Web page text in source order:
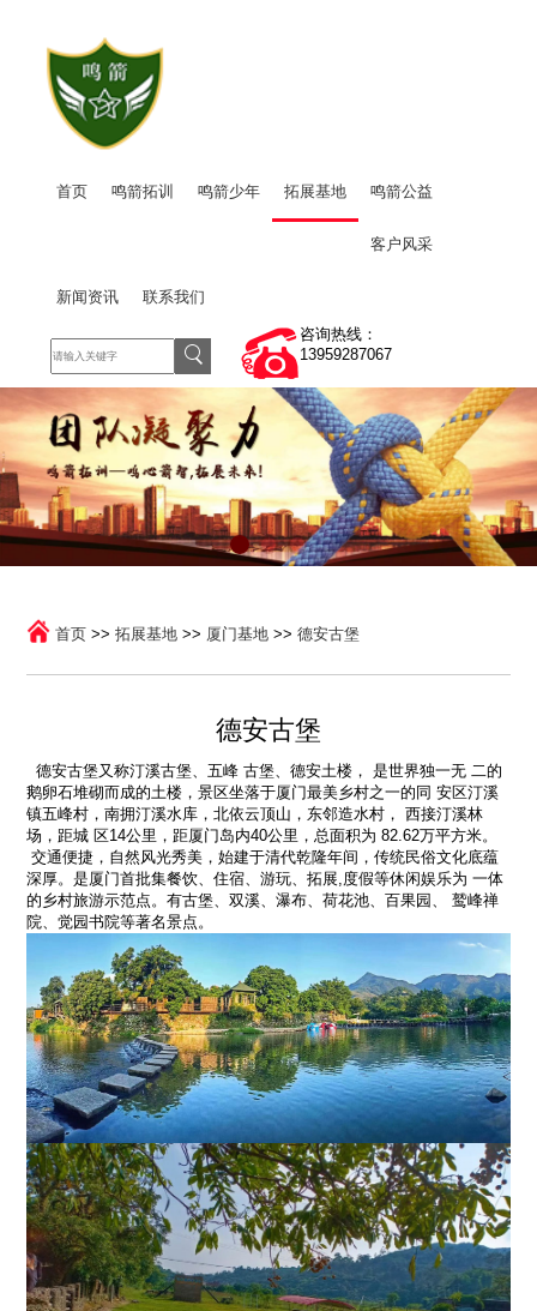
首页 鸣箭拓训 鸣箭少年 拓展基地 鸣箭公益
客户风采
新闻资讯 联系我们
咨询热线：
13959287067
首页 >>拓展基地 >> 厦门基地 >>德安古堡
德安古堡
德安古堡又称汀溪古堡、五峰 古堡、德安土楼， 是世界独一无 二的
鹅卵石堆砌而成的土楼，景区坐落于厦门最美乡村之一的同 安区汀溪
镇五峰村，南拥汀溪水库，北依云顶山，东邻造水村， 西接汀溪林
场，距城 区14公里，距厦门岛内40公里，总面积为 82.62万平方米。
交通便捷，自然风光秀美，始建于清代乾隆年间，传统民俗文化底蕴
深厚。是厦门首批集餐饮、住宿、游玩、拓展,度假等休闲娱乐为 一体
的乡村旅游示范点。有古堡、双溪、瀑布、荷花池、百果园、 鹫峰禅
院、觉园书院等著名景点。